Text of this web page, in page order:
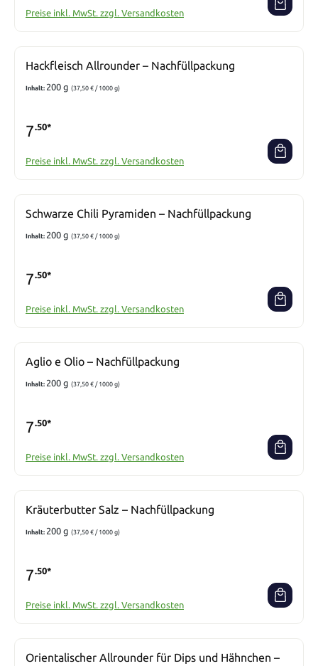
Preise inkl. MwSt. zzgl. Versandkosten
Hackfleisch Allrounder – Nachfüllpackung
Inhalt: 200 g (37,50 € / 1000 g)
7.50*
Preise inkl. MwSt. zzgl. Versandkosten
Schwarze Chili Pyramiden – Nachfüllpackung
Inhalt: 200 g (37,50 € / 1000 g)
7.50*
Preise inkl. MwSt. zzgl. Versandkosten
Aglio e Olio – Nachfüllpackung
Inhalt: 200 g (37,50 € / 1000 g)
7.50*
Preise inkl. MwSt. zzgl. Versandkosten
Kräuterbutter Salz – Nachfüllpackung
Inhalt: 200 g (37,50 € / 1000 g)
7.50*
Preise inkl. MwSt. zzgl. Versandkosten
Orientalischer Allrounder für Dips und Hähnchen –